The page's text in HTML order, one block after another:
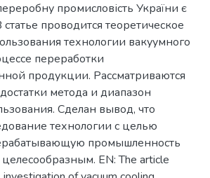
промисловість України є
проводится теоретическое
технологии вакуумного
переработки
продукции. Рассматриваются
метода и диапазон
Сделан вывод, что
технологии с целью
промышленность
EN: The article